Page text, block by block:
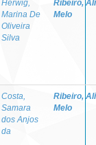
Herwig,
Marina De
Oliveira
Silva
Ribeiro,
Melo
Costa,
Samara
dos Anjos
da
Ribeiro,
Melo